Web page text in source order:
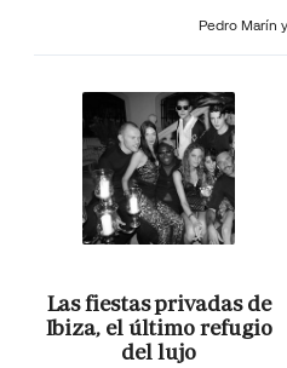
Pedro Marín
Las fiestas privadas de
Ibiza, el último refugio
del lujo